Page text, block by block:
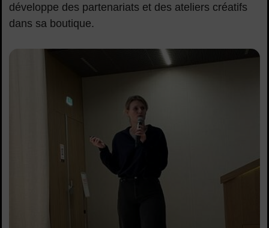
développe des partenariats et des ateliers créatifs
dans sa boutique.